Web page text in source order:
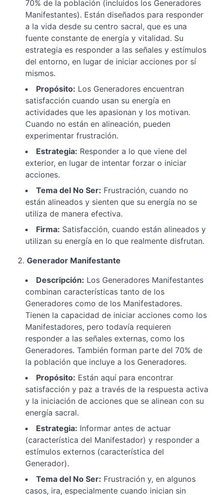
Elementos
Diseño
Humano
Tipos
Energéticos:
Funciona tu
Energía en
el Diseño
Humano
Autoridad
Interior: Tu
Guía para
Tomar
Decisiones
Alineadas
Tu Perfil en el
Diseño Humano:
Cómo Influyen
tus Roles y
Comportamientos
en el
Diseño
Humano:
Cómo
Fluye tu
Energía
Interna
La Cruz
Encarnación:
Tu Tema de
Vida en el
Diseño
Humano
el Diseño
Humano:
Energía y
Conciencia
en tu
Las
70% de la población (incluidos los Generadores
Manifestantes). Están diseñados para responder
a la vida desde su centro sacral, que es una
fuente constante de energía y vitalidad. Su
estrategia es responder a las señales y estímulos
del entorno, en lugar de iniciar acciones por sí
mismos.
Propósito: Los Generadores encuentran
satisfacción cuando usan su energía en
actividades que les apasionan y los motivan.
Cuando no están en alineación, pueden
experimentar frustración.
Estrategia: Responder a lo que viene del
exterior, en lugar de intentar forzar o iniciar
acciones.
Tema del No Ser: Frustración, cuando no
están alineados y sienten que su energía no se
utiliza de manera efectiva.
Firma: Satisfacción, cuando están alineados y
utilizan su energía en lo que realmente disfrutan.
Generador Manifestante
Descripción: Los Generadores Manifestantes
combinan características tanto de los
Generadores como de los Manifestadores.
Tienen la capacidad de iniciar acciones como los
Manifestadores, pero todavía requieren
responder a las señales externas, como los
Generadores. También forman parte del 70% de
la población que incluye a los Generadores.
Propósito: Están aquí para encontrar
satisfacción y paz a través de la respuesta activa
y la iniciación de acciones que se alinean con su
energía sacral.
Estrategia: Informar antes de actuar
(característica del Manifestador) y responder a
estímulos externos (característica del
Generador).
Tema del No Ser: Frustración y, en algunos
casos, ira, especialmente cuando inician sin